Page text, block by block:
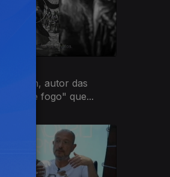
Martin, autor das
gelo e fogo" que...